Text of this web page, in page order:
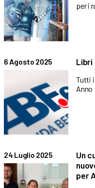
per i
6 Agosto 2025 Libri
Tutti
Anno
24 Luglio 2025
Un
per